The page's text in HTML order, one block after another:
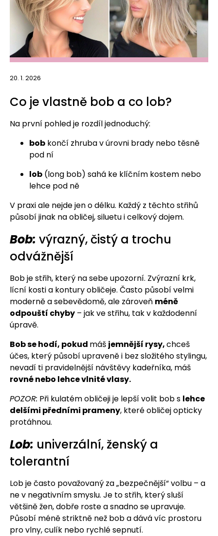
20. 1. 2026
Co je vlastně bob a co lob?
Na první pohled je rozdíl jednoduchý:
bob končí zhruba v úrovni brady nebo těsně
pod ní
lob (long bob) sahá ke klíčním kostem nebo
lehce pod ně
V praxi ale nejde jen o délku. Každý z těchto střihů
působí jinak na obličej, siluetu i celkový dojem.
Bob: výrazný, čistý a trochu
odvážnější
Bob je střih, který na sebe upozorní. Zvýrazní krk,
lícní kosti a kontury obličeje. Často působí velmi
moderně a sebevědomě, ale zároveň méně
odpouští chyby – jak ve střihu, tak v každodenní
úpravě.
Bob se hodí, pokud máš jemnější rysy,chceš
účes, který působí upraveně i bez složitého stylingu,
nevadí ti pravidelnější návštěvy kadeřníka, máš
rovné nebo lehce vlnité vlasy.
POZOR: Při kulatém obličeji je lepší volit bob s lehce
delšími předními prameny, které obličej opticky
protáhnou.
Lob: univerzální, ženský a
tolerantní
Lob je často považovaný za „bezpečnější“ volbu – a
ne v negativním smyslu. Je to střih, který sluší
většině žen, dobře roste a snadno se upravuje.
Působí méně striktně než bob a dává víc prostoru
pro vlny, culík nebo rychlé sepnutí.